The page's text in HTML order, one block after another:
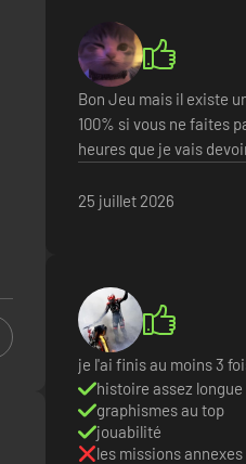
Bon Jeu mais il existe
100% si vous ne faites
heures que je vais
25 juillet 2026
je l'ai finis au moins 3
histoire assez longue
graphismes au top
jouabilité
les missions